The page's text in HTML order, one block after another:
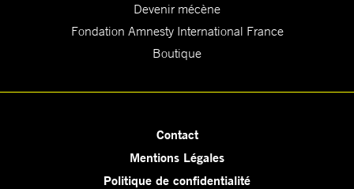
Devenir mécène
Fondation Amnesty International France
Boutique
Contact
Mentions Légales
Politique de confidentialité